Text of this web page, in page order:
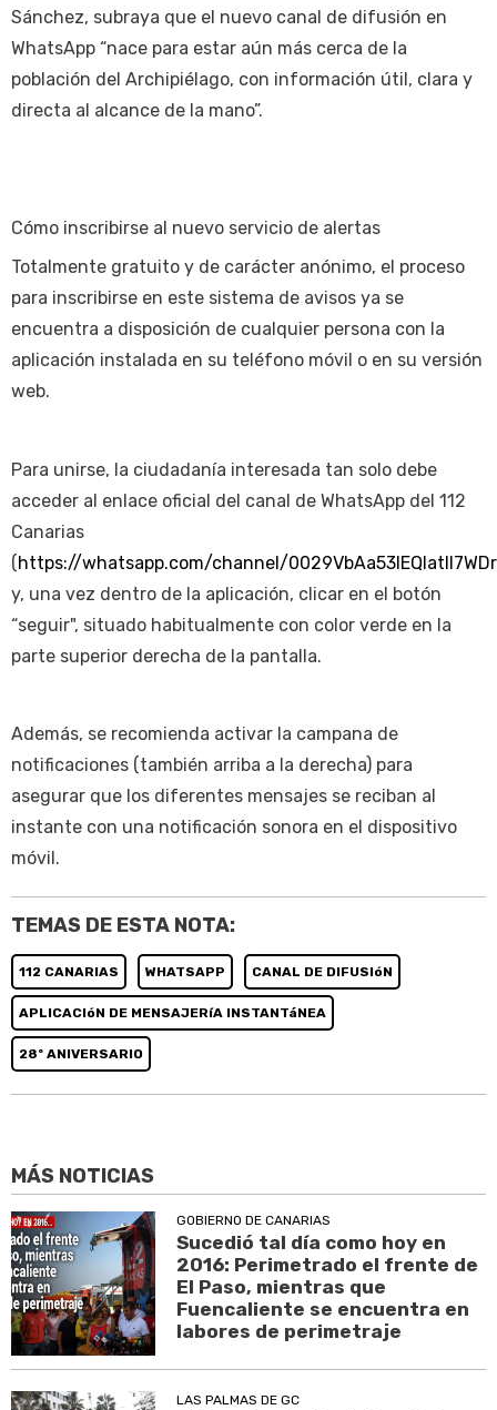
Sánchez, subraya que el nuevo canal de difusión en
WhatsApp “nace para estar aún más cerca de la
población del Archipiélago, con información útil, clara y
directa al alcance de la mano”.
Cómo inscribirse al nuevo servicio de alertas
Totalmente gratuito y de carácter anónimo, el proceso
para inscribirse en este sistema de avisos ya se
encuentra a disposición de cualquier persona con la
aplicación instalada en su teléfono móvil o en su versión
web.
Para unirse, la ciudadanía interesada tan solo debe
acceder al enlace oficial del canal de WhatsApp del 112
Canarias
(https://whatsapp.com/channel/
y, una vez dentro de la aplicación, clicar en el botón
“seguir", situado habitualmente con color verde en la
parte superior derecha de la pantalla.
Además, se recomienda activar la campana de
notificaciones (también arriba a la derecha) para
asegurar que los diferentes mensajes se reciban al
instante con una notificación sonora en el dispositivo
móvil.
TEMAS DE ESTA NOTA:
112 CANARIAS WHATSAPP CANAL DE DIFUSIóN
APLICACIóN DE MENSAJERíA INSTANTáNEA
28º ANIVERSARIO
MÁS NOTICIAS
GOBIERNO DE CANARIAS
Sucedió tal día como hoy en
2016: Perimetrado el frente de
El Paso, mientras que
Fuencaliente se encuentra en
labores de perimetraje
LAS PALMAS DE GC